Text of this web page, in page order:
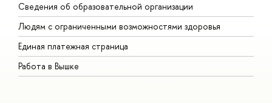
Сведения об образовательной организации
Людям с ограниченными возможностями здоровья
Единая платежная страница
Работа в Вышке